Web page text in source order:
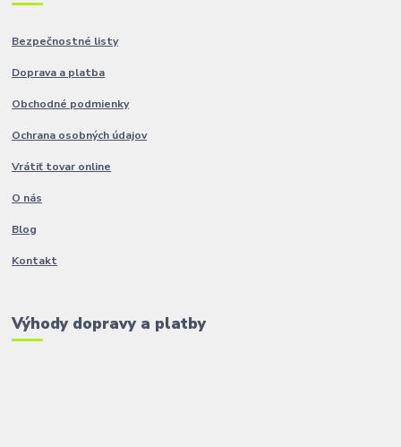
Bezpečnostné listy
Doprava a platba
Obchodné podmienky
Ochrana osobných údajov
Vrátiť tovar online
O nás
Blog
Kontakt
Výhody dopravy a platby